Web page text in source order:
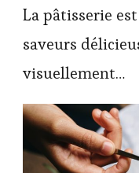
La pâtisserie
saveurs
visuellement…